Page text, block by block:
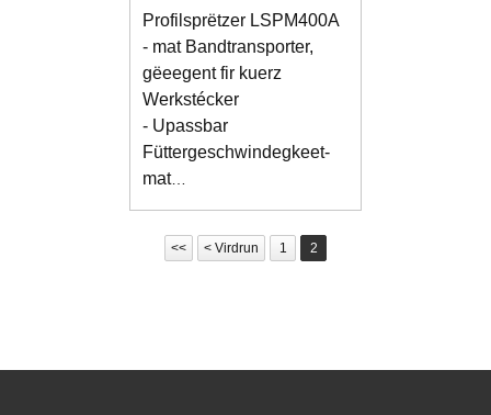
Profilsprëtzer LSPM400A
- mat Bandtransporter,
gëeegent fir kuerz
Werkstécker
- Upassbar
Füttergeschwindegkeet-
mat
a Bandreinigungssystem
<< < Virdrun 1 2